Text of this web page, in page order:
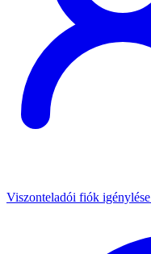
Viszonteladói fiók igénylése